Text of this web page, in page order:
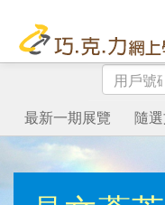
用
戶
號
碼
最新一期展覽
隨